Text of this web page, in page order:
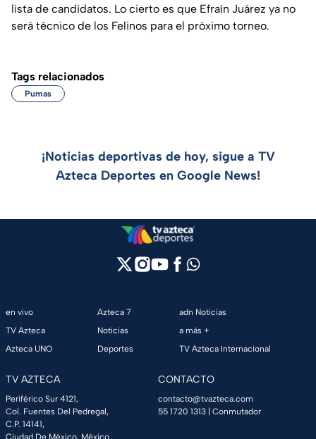
lista de candidatos. Lo cierto es que Efraín Juárez ya no
será técnico de los Felinos para el próximo torneo.
Tags relacionados
Pumas
¡Noticias deportivas de hoy, sigue a TV
Azteca Deportes en Google News!
en vivo
TV Azteca
Azteca UNO
Azteca 7
Noticias
Deportes
adn Noticias
a más +
TV Azteca Internacional
TV AZTECA
Periférico Sur 4121,
Col. Fuentes Del Pedregal,
C.P. 14141,
CONTACTO
contacto@tvazteca.com
55 1720 1313 | Conmutador